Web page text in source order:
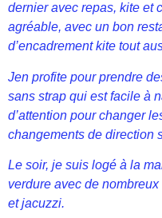
dernier avec repas, kite et
agréable, avec un bon
d’encadrement kite tout
Jen profite pour prendre
sans strap qui est facile à
d’attention pour changer
changements de direction
Le soir, je suis logé à la
verdure avec de
et jacuzzi.